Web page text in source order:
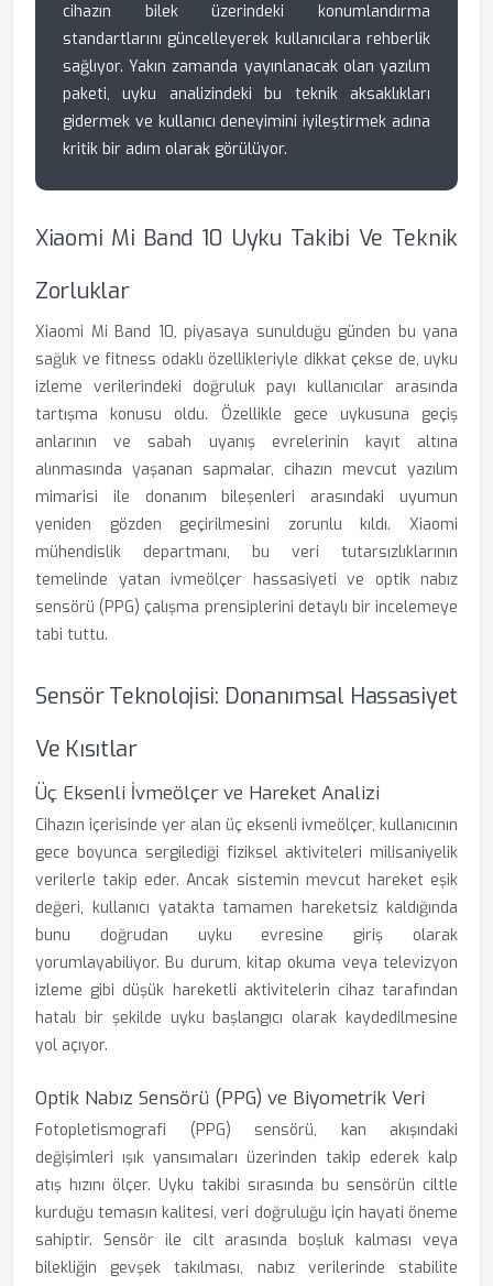
cihazın bilek üzerindeki konumlandırma
standartlarını güncelleyerek kullanıcılara rehberlik
sağlıyor. Yakın zamanda yayınlanacak olan yazılım
paketi, uyku analizindeki bu teknik aksaklıkları
gidermek ve kullanıcı deneyimini iyileştirmek adına
kritik bir adım olarak görülüyor.
Xiaomi Mi Band 10 Uyku Takibi Ve Teknik
Zorluklar
Xiaomi Mi Band 10, piyasaya sunulduğu günden bu yana
sağlık ve fitness odaklı özellikleriyle dikkat çekse de, uyku
izleme verilerindeki doğruluk payı kullanıcılar arasında
tartışma konusu oldu. Özellikle gece uykusuna geçiş
anlarının ve sabah uyanış evrelerinin kayıt altına
alınmasında yaşanan sapmalar, cihazın mevcut yazılım
mimarisi ile donanım bileşenleri arasındaki uyumun
yeniden gözden geçirilmesini zorunlu kıldı. Xiaomi
mühendislik departmanı, bu veri tutarsızlıklarının
temelinde yatan ivmeölçer hassasiyeti ve optik nabız
sensörü (PPG) çalışma prensiplerini detaylı bir incelemeye
tabi tuttu.
Sensör Teknolojisi: Donanımsal Hassasiyet
Ve Kısıtlar
Üç Eksenli İvmeölçer ve Hareket Analizi
Cihazın içerisinde yer alan üç eksenli ivmeölçer, kullanıcının
gece boyunca sergilediği fiziksel aktiviteleri milisaniyelik
verilerle takip eder. Ancak sistemin mevcut hareket eşik
değeri, kullanıcı yatakta tamamen hareketsiz kaldığında
bunu doğrudan uyku evresine giriş olarak
yorumlayabiliyor. Bu durum, kitap okuma veya televizyon
izleme gibi düşük hareketli aktivitelerin cihaz tarafından
hatalı bir şekilde uyku başlangıcı olarak kaydedilmesine
yol açıyor.
Optik Nabız Sensörü (PPG) ve Biyometrik Veri
Fotopletismografi (PPG) sensörü, kan akışındaki
değişimleri ışık yansımaları üzerinden takip ederek kalp
atış hızını ölçer. Uyku takibi sırasında bu sensörün ciltle
kurduğu temasın kalitesi, veri doğruluğu için hayati öneme
sahiptir. Sensör ile cilt arasında boşluk kalması veya
bilekliğin gevşek takılması, nabız verilerinde stabilite